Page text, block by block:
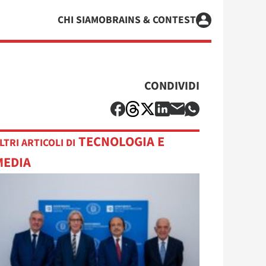
CHI SIAMOBRAINS & CONTEST
CONDIVIDI
ARTICOLI DI TECNOLOGIA E